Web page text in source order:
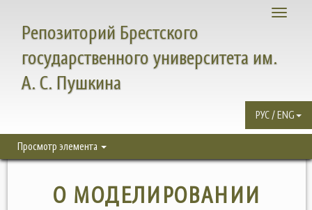
Toggle
Репозиторий Брестского
государственного университета им.
А. С. Пушкина
РУС / ENG
Просмотр элемента
О МОДЕЛИРОВАНИИ